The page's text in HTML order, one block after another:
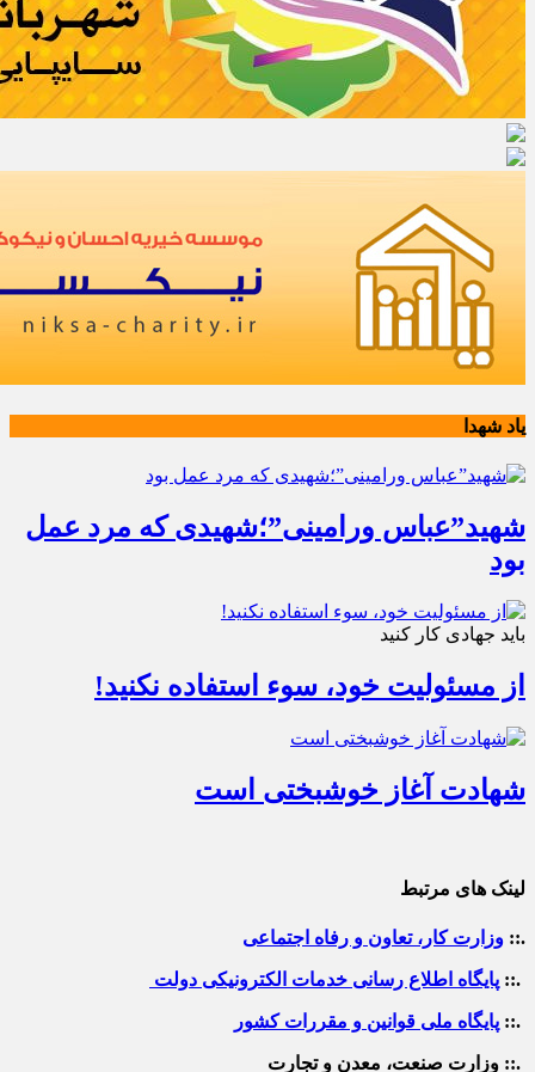
یاد شهدا
شهید”عباس ورامینی”؛شهیدی که مرد عمل
بود
باید جهادی کار کنید
از مسئولیت خود، سوء استفاده نکنید!
شهادت آغاز خوشبختی است
لینک های مرتبط
.:: وزارت کار، تعاون و رفاه اجتماعی
.:: پایگاه اطلاع رسانی خدمات الکترونیکی دولت
.:: پایگاه ملی قوانین و مقررات کشور
.:: وزارت صنعت، معدن و تجارت